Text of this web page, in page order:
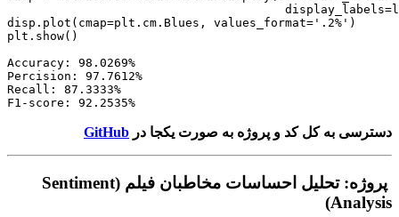
disp.plot(cmap=plt.cm.Blues, values_format='.2%')
plt.show()
Accuracy: 98.0269%
Percision: 97.7612%
Recall: 87.3333%
دسترسی به کل کد و پروژه به صورت یکجا در GitHub
پروژه: تحلیل احساسات مخاطبان فیلم (Sentiment
Analysis)